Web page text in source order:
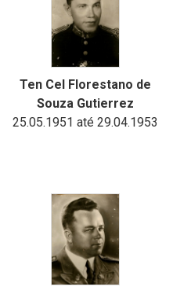
Ten Cel Florestano de
Souza Gutierrez
25.05.1951 até 29.04.1953